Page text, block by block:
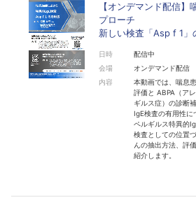
【オンデマンド配信】
プローチ
新しい検査「Asp f 1」
日時
配信中
会場
オンデマンド配信
内容
本動画では、喘息
評価と ABPA（ア
ギルス症）の診断
IgE検査の有用性に
ペルギルス特異的
検査としての位置
んの抽出方法、評
紹介します。